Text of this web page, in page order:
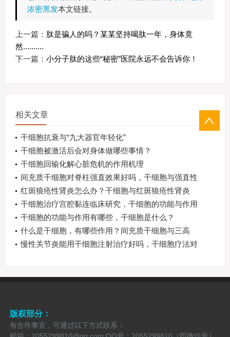
浓密黑发本文链接。
上一篇： 肽是骗人的吗？某某坚持喝肽一年，身体竟
然..........
下一篇： 小分子肽的这些“秘密”医院永远不会告诉你！
相关文章
干细胞抗衰与“九大器官年轻化”
干细胞被激活后会对身体做哪些事情？
干细胞回输化解心脏危机的作用机理
间充质干细胞对脊柱强直效果好吗，干细胞与强直性
脊柱炎
红斑狼疮性肾炎怎么办？干细胞与红斑狼疮性肾炎
干细胞治疗宫腔黏连临床研究，干细胞的功能与作用
干细胞的功能与作用有哪些，干细胞是什么？
什么是干细胞，有哪些作用？间充质干细胞与三高
慢性关节炎能用干细胞注射治疗好吗，干细胞疗法对
版权部分：
有合作事宜，可通过以下方式联系：